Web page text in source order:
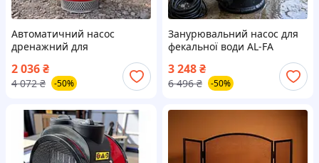
Автоматичний насос
дренажний для
відкачування LEX (Польща),
TFF
2 036₴
4 072 ₴ -50%
Занурювальний насос для
фекальної води AL-FA
(Польща), Занурювальний
насос для відкачування
води, Насос дренажний
3 248₴
6 496 ₴ -50%